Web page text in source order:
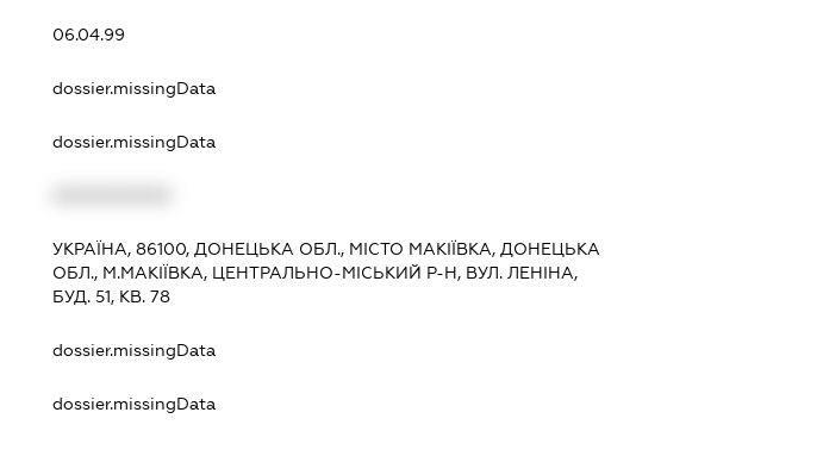
06.04.99
dossier.missingData
dossier.missingData
УКРАЇНА, 86100, ДОНЕЦЬКА ОБЛ., МІСТО МАКІЇВКА, ДОНЕЦЬКА
ОБЛ., М.МАКІЇВКА, ЦЕНТРАЛЬНО-МІСЬКИЙ Р-Н, ВУЛ. ЛЕНІНА,
БУД. 51, КВ. 78
dossier.missingData
dossier.missingData